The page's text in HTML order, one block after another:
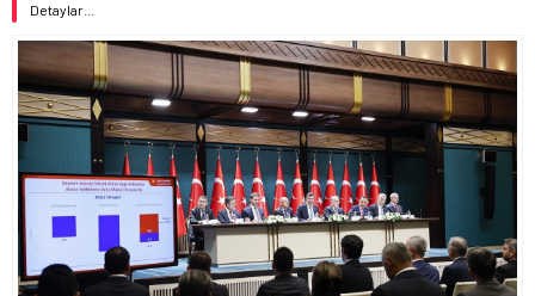
DOLAR
Detaylar…